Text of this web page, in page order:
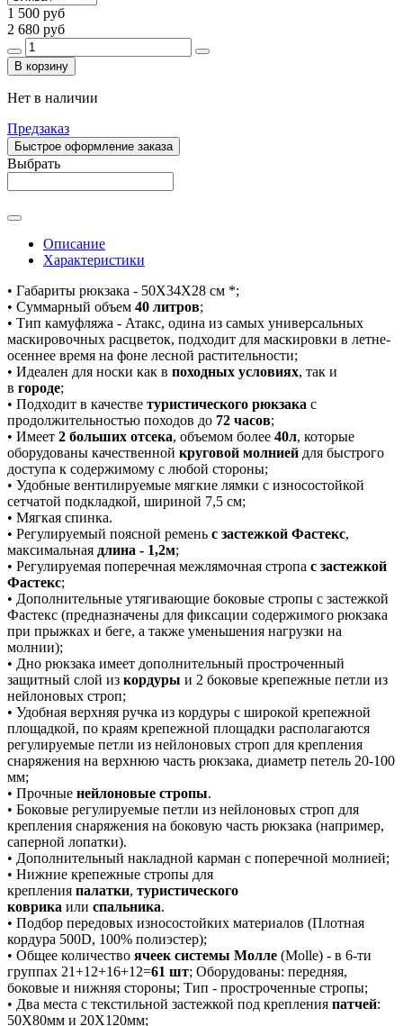
1 500 руб
2 680 руб
В корзину
Нет в наличии
Предзаказ
Быстрое оформление заказа
Выбрать
Описание
Характеристики
• Габариты рюкзака - 50Х34Х28 см *;
• Суммарный объем 40 литров;
• Тип камуфляжа - Атакс, одина из самых универсальных
маскировочных расцветок, подходит для маскировки в летне-
осеннее время на фоне лесной растительности;
• Идеален для носки как в походных условиях, так и
в городе;
• Подходит в качестве туристического рюкзака с
продолжительностью походов до 72 часов;
• Имеет 2 больших отсека, объемом более 40л, которые
оборудованы качественной круговой молнией для быстрого
доступа к содержимому с любой стороны;
• Удобные вентилируемые мягкие лямки с износостойкой
сетчатой подкладкой, шириной 7,5 см;
• Мягкая спинка.
• Регулируемый поясной ремень с застежкой Фастекс,
максимальная длина - 1,2м;
• Регулируемая поперечная межлямочная стропа с застежкой
Фастекс;
• Дополнительные утягивающие боковые стропы с застежкой
Фастекс (предназначены для фиксации содержимого рюкзака
при прыжках и беге, а также уменьшения нагрузки на
молнии);
• Дно рюкзака имеет дополнительный простроченный
защитный слой из кордуры и 2 боковые крепежные петли из
нейлоновых строп;
• Удобная верхняя ручка из кордуры с широкой крепежной
площадкой, по краям крепежной площадки располагаются
регулируемые петли из нейлоновых строп для крепления
снаряжения на верхнюю часть рюкзака, диаметр петель 20-100
мм;
• Прочные нейлоновые стропы.
• Боковые регулируемые петли из нейлоновых строп для
крепления снаряжения на боковую часть рюкзака (например,
саперной лопатки).
• Дополнительный накладной карман с поперечной молнией;
• Нижние крепежные стропы для
крепления палатки, туристического
коврика или спальника.
• Подбор передовых износостойких материалов (Плотная
кордура 500D, 100% полиэстер);
• Общее количество ячеек системы Молле (Molle) - в 6-ти
группах 21+12+16+12=61 шт; Оборудованы: передняя,
боковые и нижняя стороны; Тип - простроченные стропы;
• Два места с текстильной застежкой под крепления патчей:
50Х80мм и 20Х120мм;